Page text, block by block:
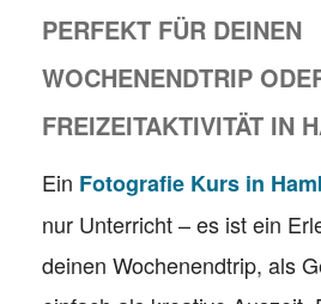
PERFEKT FÜR DEINEN
WOCHENENDTRIP
FREIZEITAKTIVITÄT IN
Ein Fotografie Kurs in
nur Unterricht – es ist ein
deinen Wochenendtrip, als